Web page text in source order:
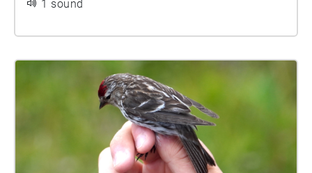
1 sound